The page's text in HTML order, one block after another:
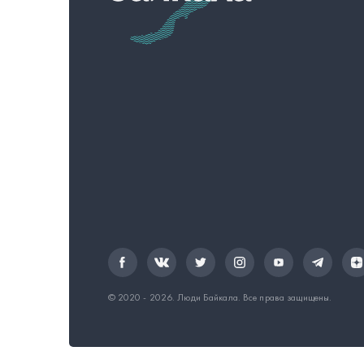
© 2020 - 2026. Люди Байкала . Все права защищены.